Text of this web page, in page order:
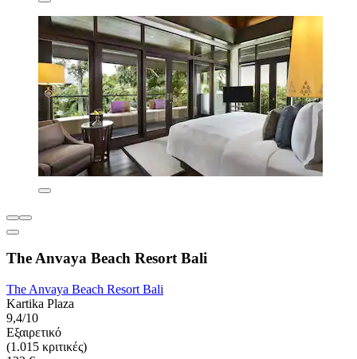
The Anvaya Beach Resort Bali
The Anvaya Beach Resort Bali
Kartika Plaza
9,4/10
Εξαιρετικό
(1.015 κριτικές)